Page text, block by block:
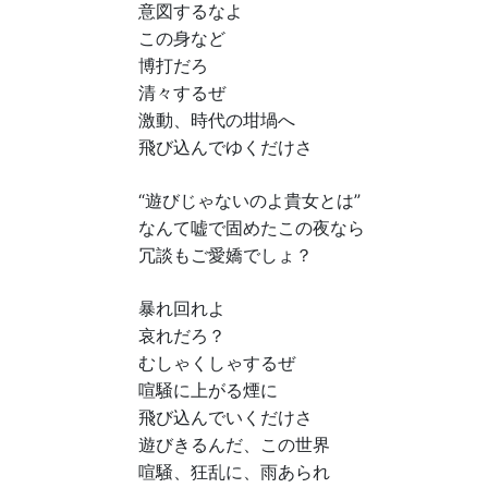
意図するなよ
この身など
博打だろ
清々するぜ
激動、時代の坩堝へ
飛び込んでゆくだけさ
“遊びじゃないのよ貴女とは”
なんて嘘で固めたこの夜なら
冗談もご愛嬌でしょ？
暴れ回れよ
哀れだろ？
むしゃくしゃするぜ
喧騒に上がる煙に
飛び込んでいくだけさ
遊びきるんだ、この世界
喧騒、狂乱に、雨あられ